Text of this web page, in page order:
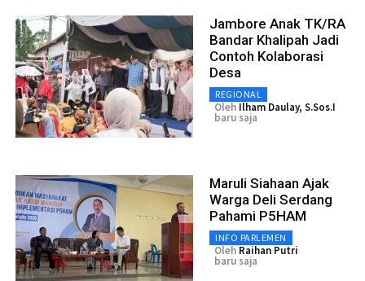
Jambore Anak TK/RA
Bandar Khalipah Jadi
Contoh Kolaborasi
Desa
REGIONAL
Oleh Ilham Daulay, S.Sos.I
baru saja
Maruli Siahaan Ajak
Warga Deli Serdang
Pahami P5HAM
INFO PARLEMEN
Oleh Raihan Putri
baru saja